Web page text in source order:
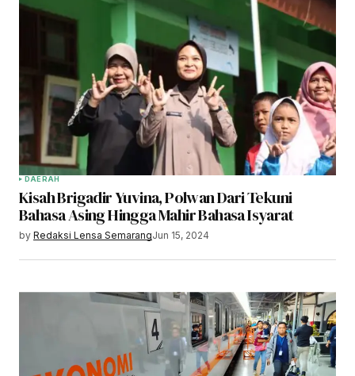
DAERAH
Kisah Brigadir Yuvina, Polwan Dari Tekuni
Bahasa Asing Hingga Mahir Bahasa Isyarat
by Redaksi Lensa SemarangJun 15, 2024